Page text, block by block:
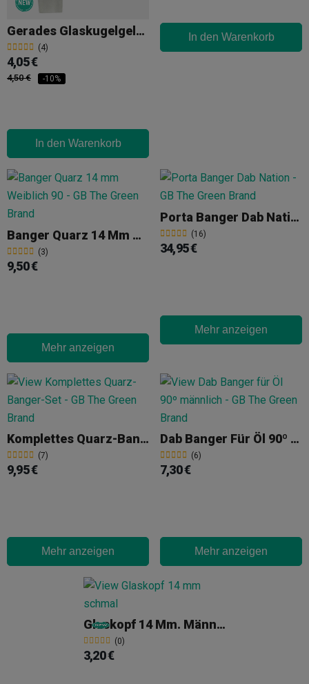
Gerades Glaskugelgelenk, 18 Mm, Männlich
(4)
4,05 €
4,50 € -10%
In den Warenkorb
In den Warenkorb
Banger Quarz 14 Mm Weiblich 90
(3)
9,50 €
Mehr anzeigen
Porta Banger Dab Nation
(16)
34,95 €
Mehr anzeigen
Komplettes Quarz-Banger-Set
(7)
9,95 €
Mehr anzeigen
Dab Banger Für Öl 90º Männlich
(6)
7,30 €
Mehr anzeigen
Glaskopf 14 Mm. Männlich Schmal
(0)
3,20 €